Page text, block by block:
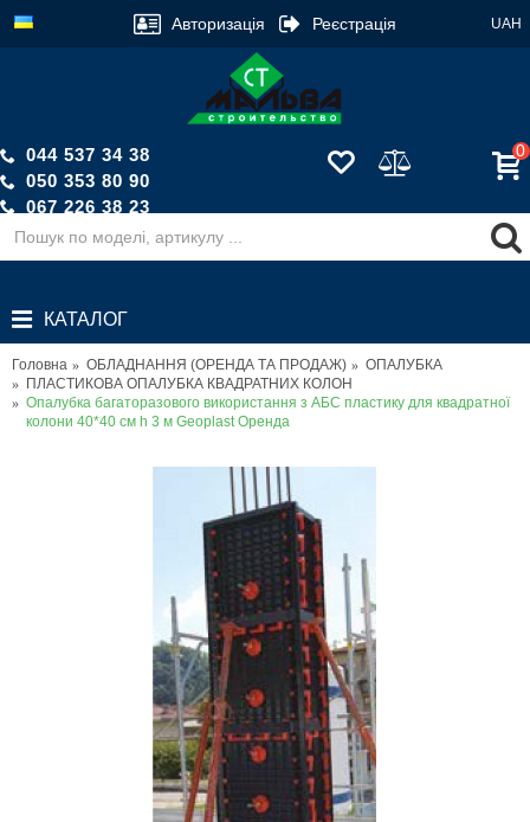
UAH
Авторизація Реєстрація
044 537 34 38
050 353 80 90
067 226 38 23
Зворотній дзвінок
0
КАТАЛОГ
Головна ОБЛАДНАННЯ (ОРЕНДА ТА ПРОДАЖ)
ОПАЛУБКА
ПЛАСТИКОВА ОПАЛУБКА КВАДРАТНИХ КОЛОН
Опалубка багаторазового використання з АБС пластику для квадратної
колони 40*40 см h 3 м Geoplast Оренда